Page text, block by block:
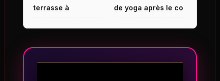
terrasse à
de yoga après le co